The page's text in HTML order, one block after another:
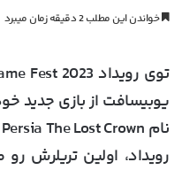
خواندن این مطلب 2 دقیقه زمان میبرد
رویداد، اولین تریلرش